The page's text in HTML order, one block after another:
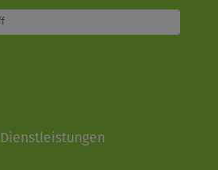
Dienstleistungen